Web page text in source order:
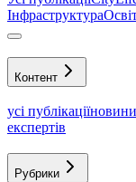
Інфраструктура
Контент
усі публікаціїновини
експертів
Рубрики